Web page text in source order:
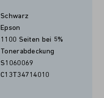
Schwarz
Epson
1100 Seiten bei 5%
Tonerabdeckung
S1060069
C13T34714010